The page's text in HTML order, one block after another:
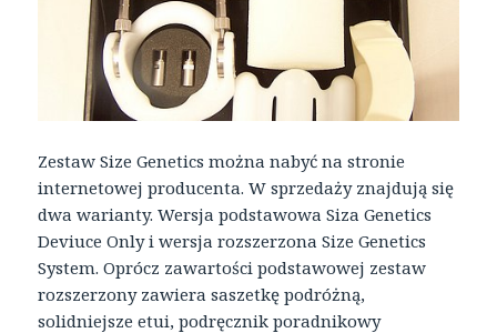
Zestaw Size Genetics można nabyć na stronie
internetowej producenta. W sprzedaży znajdują się
dwa warianty. Wersja podstawowa Siza Genetics
Deviuce Only i wersja rozszerzona Size Genetics
System. Oprócz zawartości podstawowej zestaw
rozszerzony zawiera saszetkę podróżną,
solidniejsze etui, podręcznik poradnikowy